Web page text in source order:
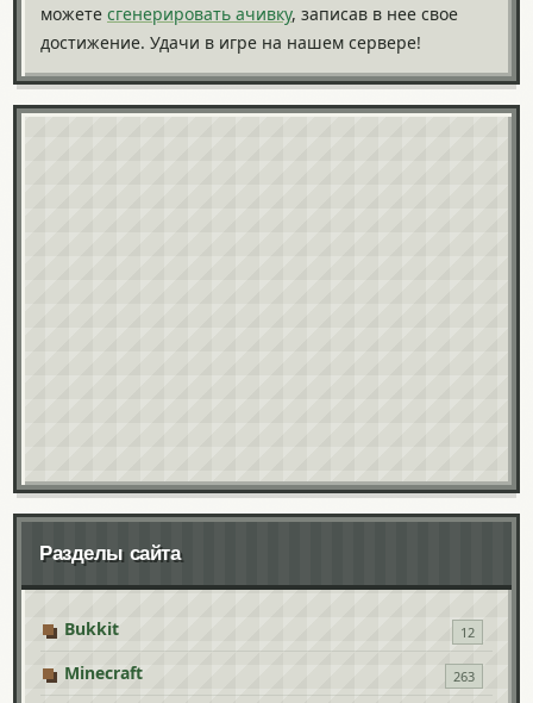
можете сгенерировать ачивку, записав в нее свое
достижение. Удачи в игре на нашем сервере!
Разделы сайта
Bukkit 12
Minecraft 263